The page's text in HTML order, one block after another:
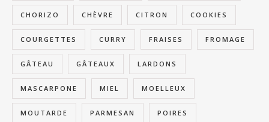
CHORIZO CHÈVRE CITRON COOKIES
COURGETTES CURRY FRAISES FROMAGE
GÂTEAU GÂTEAUX LARDONS
MASCARPONE MIEL MOELLEUX
MOUTARDE PARMESAN POIRES